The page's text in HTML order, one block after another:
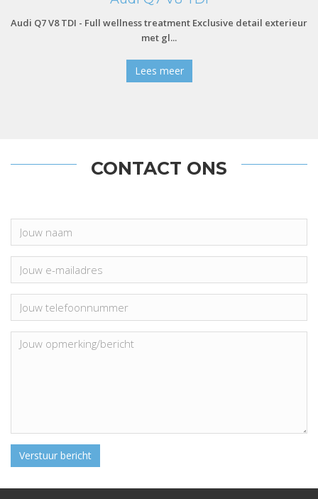
Audi Q7 V8 TDI - Full wellness treatment Exclusive detail exterieur
met gl...
Lees meer
CONTACT ONS
Verstuur bericht